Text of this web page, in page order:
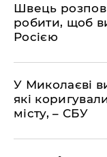
Швець
робити, щоб
Росією
У Миколаєві
які
місту, – СБУ